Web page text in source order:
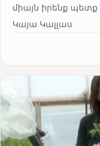
միայն իրենք
Կայա Կալլաս